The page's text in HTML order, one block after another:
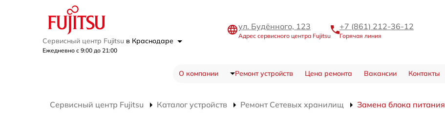
Сервисный центр Fujitsu в Краснодаре
Ежедневно с 9:00 до 21:00
ул. Будённого, 123
Адрес сервисного центра Fujitsu
+7 (861) 212-36-12
Горячая линия
О компании Ремонт устройств Цена ремонта Вакансии Контакты
Сервисный центр Fujitsu Каталог устройств Ремонт Сетевых хранилищ Замена блока питания